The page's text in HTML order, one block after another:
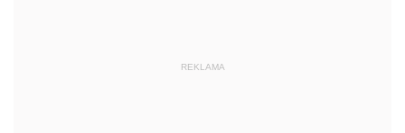
REKLAMA